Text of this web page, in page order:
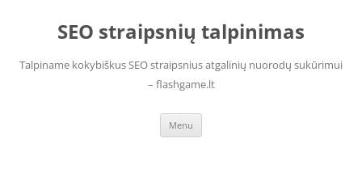
contentSEO straipsnių talpinimas
Talpiname kokybiškus SEO straipsnius atgalinių nuorodų sukūrimui
– flashgame.lt
Menu